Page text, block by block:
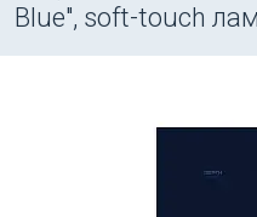
Blue", soft-touch